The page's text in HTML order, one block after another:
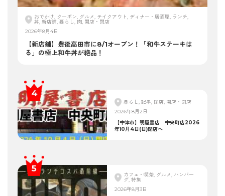
おでかけ, クーポン, グルメ, テイクアウト, ディナー・居酒屋, ランチ,
丼, 新店舗, 暮らし, 肉, 開店・閉店
2026年8月4日
【新店舗】豊後高田市に8/1オープン！「和牛ステーキは
る」の極上和牛丼が絶品！
暮らし, 記事, 閉店, 開店・閉店
2026年8月2日
【中津市】明屋書店 中央町店2026
年10月4日(日)閉店へ
カフェ・喫茶, グルメ, ハンバー
グ, 特集
2026年8月3日